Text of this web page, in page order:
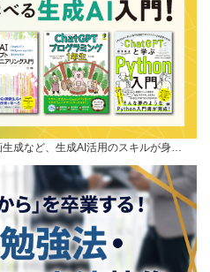
成など、生成AI活用のスキルが身…